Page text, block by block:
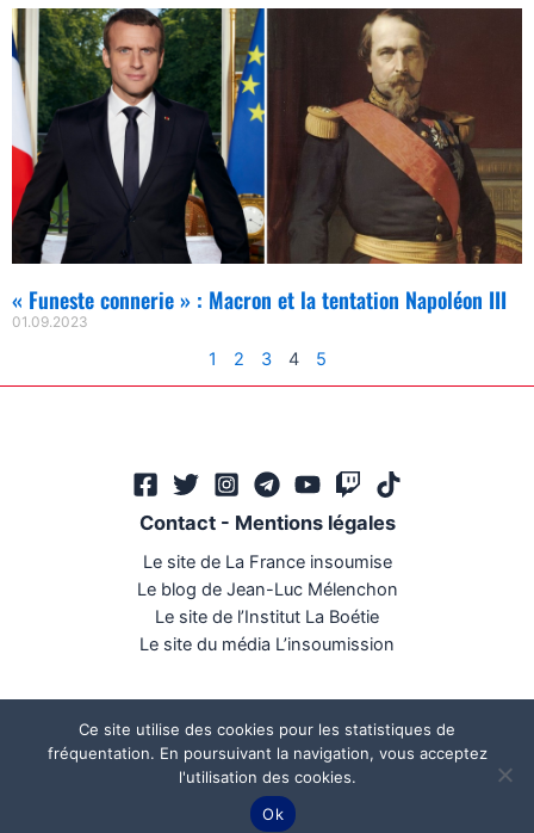
« Funeste connerie » : Macron et la tentation Napoléon III
01.09.2023
1 2 3 4 5
Contact- Mentions légales
Le site de La France insoumise
Le blog de Jean-Luc Mélenchon
Le site de l’Institut La Boétie
Le site du média L’insoumission
Mégaphone communication
Ce site utilise des cookies pour les statistiques de
fréquentation. En poursuivant la navigation, vous acceptez
l'utilisation des cookies.
Ok